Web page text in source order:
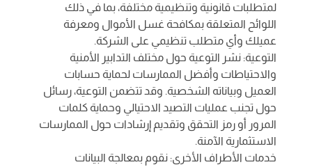
لمتطلبات قانونية وتنظيمية مختلفة، بما في ذلك
اللوائح المتعلقة بمكافحة غسل الأموال ومعرفة
عميلك وأي متطلب تنظيمي على الشركة.
التوعية: نشر التوعية حول مختلف التدابير الأمنية
والاحتياطات وأفضل الممارسات لحماية حسابات
العميل وبياناته الشخصية. وقد تتضمن التوعية، رسائل
حول تجنب عمليات التصيد الاحتيالي وحماية كلمات
المرور أو رمز التحقق وتقديم إرشادات حول الممارسات
الاستثمارية الآمنة.
خدمات الأطراف الأخرى: نقوم بمعالجة البيانات